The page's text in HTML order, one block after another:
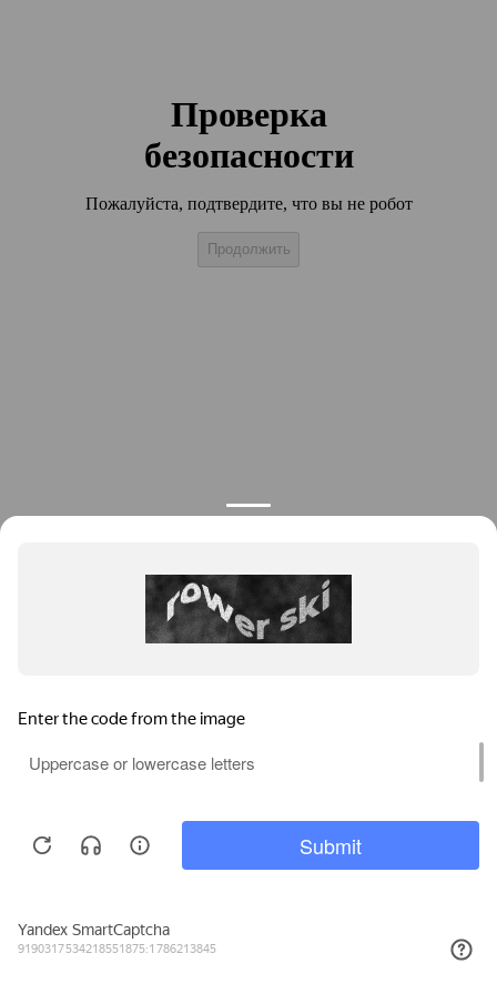
Проверка
безопасности
Пожалуйста, подтвердите, что вы не робот
Продолжить